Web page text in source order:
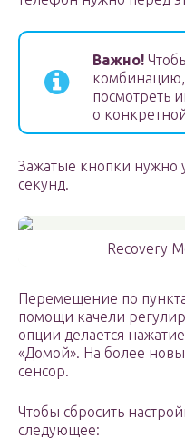
Важно!
комбинацию,
посмотреть
о
Зажатые кнопки нужно
секунд.
Recovery
Перемещение по
помощи качели
опции делается
«Домой». На более
сенсор.
Чтобы сбросить
следующее: